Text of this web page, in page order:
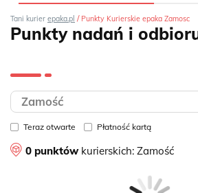
Tani kurier epaka.pl / Punkty Kurierskie epaka Zamosc
Punkty nadań i
Teraz otwarte Płatność kartą
0 punktów kurierskich: Zamość